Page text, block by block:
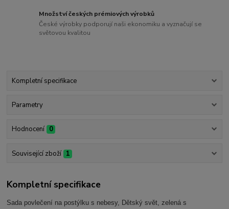
Množství českých prémiových výrobků
České výrobky podporují naši ekonomiku a vyznačují se
světovou kvalitou
Kompletní specifikace
Parametry
Hodnocení 0
Související zboží 1
Kompletní specifikace
Sada povlečení na postýlku s nebesy, Dětský svět, zelená s